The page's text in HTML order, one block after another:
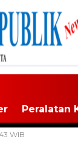
Peralatan
WIB